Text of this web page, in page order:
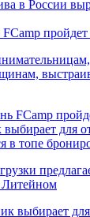
пройдет
для
в топе
Литейном